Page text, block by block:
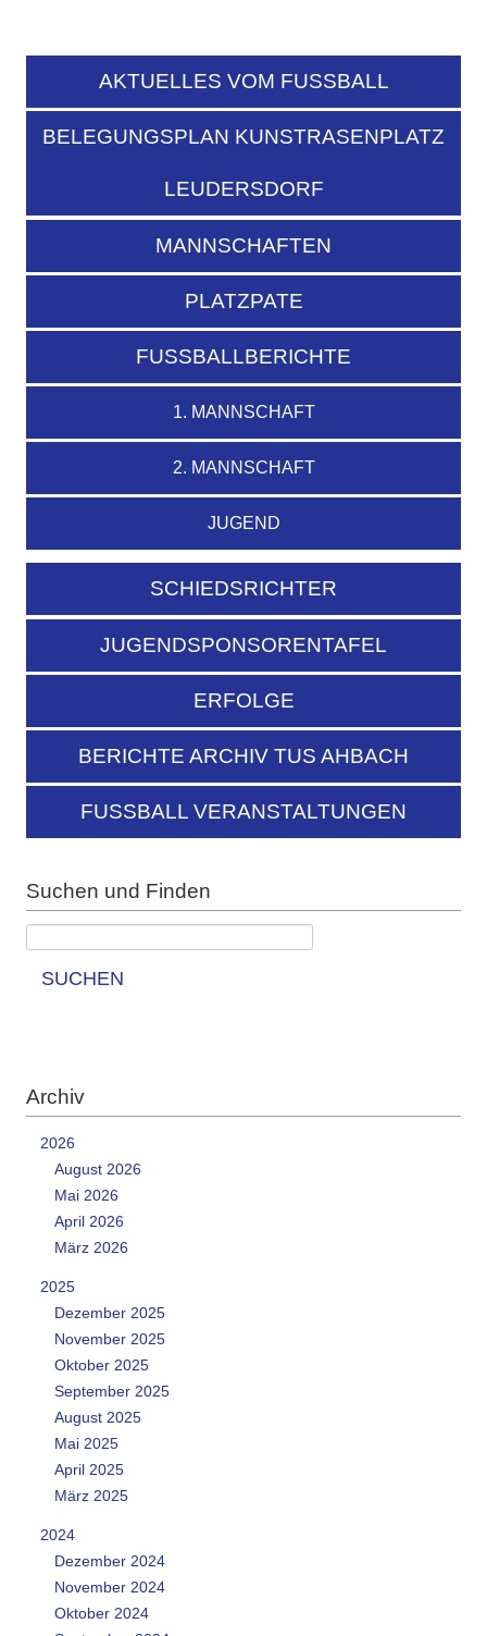
AKTUELLES VOM FUSSBALL
BELEGUNGSPLAN KUNSTRASENPLATZ
LEUDERSDORF
MANNSCHAFTEN
PLATZPATE
FUSSBALLBERICHTE
1. MANNSCHAFT
2. MANNSCHAFT
JUGEND
SCHIEDSRICHTER
JUGENDSPONSORENTAFEL
ERFOLGE
BERICHTE ARCHIV TUS AHBACH
FUSSBALL VERANSTALTUNGEN
Suchen und Finden
SUCHEN
Archiv
2026
August 2026
Mai 2026
April 2026
März 2026
2025
Dezember 2025
November 2025
Oktober 2025
September 2025
August 2025
Mai 2025
April 2025
März 2025
2024
Dezember 2024
November 2024
Oktober 2024